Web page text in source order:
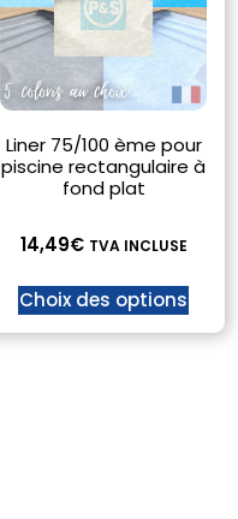
Liner 75/100 ème pour
piscine rectangulaire à
fond plat
14,49€ TVA INCLUSE
Choix des options